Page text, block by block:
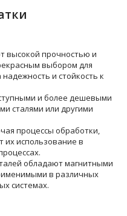
высокой прочностью и
выбором для
и стойкость к
и более дешевыми
сталями или другими
процессы обработки,
их использование в
обладают магнитными
в различных
системах.